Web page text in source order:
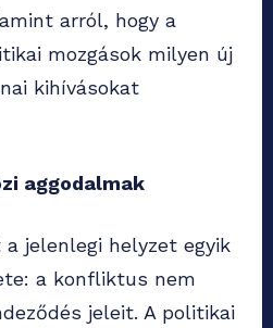
arról, hogy a
mozgások milyen új
kihívásokat
aggodalmak
jelenlegi helyzet egyik
a konfliktus nem
jeleit. A politikai